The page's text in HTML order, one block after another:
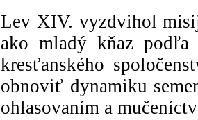
Lev XIV. vyzdvihol
ako mladý kňaz podľa
kresťanského
obnoviť dynamiku
ohlasovaním a